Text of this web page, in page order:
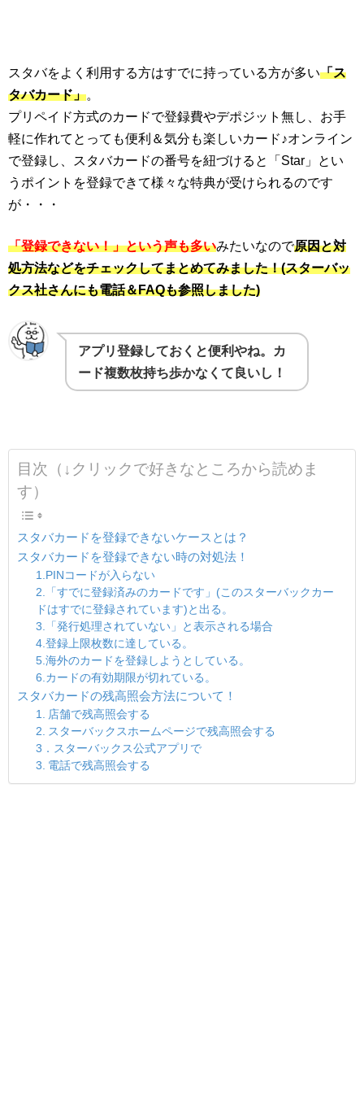
スタバをよく利用する方はすでに持っている方が多い「ス
タバカード」
プリペイド方式のカードで登録費やデポジット無し、お手
軽に作れてとっても便利＆気分も楽しいカード♪オンライン
で登録し、スタバカードの番号を紐づけると「Star」とい
うポイントを登録できて様々な特典が受けられるのです
が・・・
「登録できない！」という声も多いみたいなので原因と対
処方法などをチェックしてまとめてみました！(スターバッ
クス社さんにも電話＆FAQも参照しました)
アプリ登録しておくと便利やね。カ
ード複数枚持ち歩かなくて良いし！
目次（↓クリックで好きなところから読めま
す）
スタバカードを登録できないケースとは？
スタバカードを登録できない時の対処法！
1.PINコードが入らない
2.「すでに登録済みのカードです」(このスターバックカー
ドはすでに登録されています)と出る。
3.「発行処理されていない」と表示される場合
4.登録上限枚数に達している。
5.海外のカードを登録しようとしている。
6.カードの有効期限が切れている。
スタバカードの残高照会方法について！
1. 店舗で残高照会する
2. スターバックスホームページで残高照会する
3．スターバックス公式アプリで
3. 電話で残高照会する